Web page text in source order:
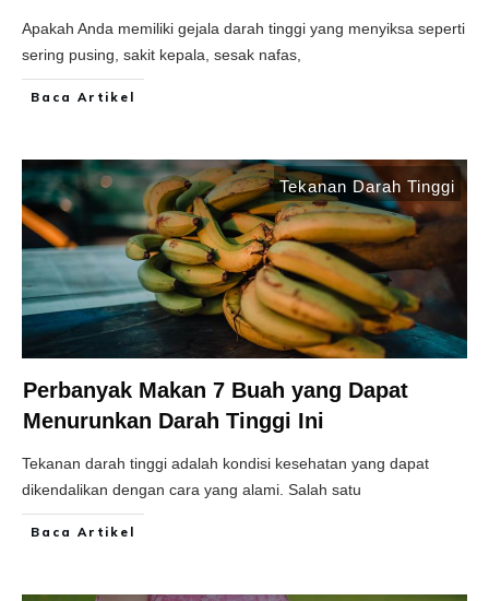
Apakah Anda memiliki gejala darah tinggi yang menyiksa seperti
sering pusing, sakit kepala, sesak nafas,
Baca Artikel
Tekanan Darah Tinggi
Perbanyak Makan 7 Buah yang Dapat
Menurunkan Darah Tinggi Ini
Tekanan darah tinggi adalah kondisi kesehatan yang dapat
dikendalikan dengan cara yang alami. Salah satu
Baca Artikel